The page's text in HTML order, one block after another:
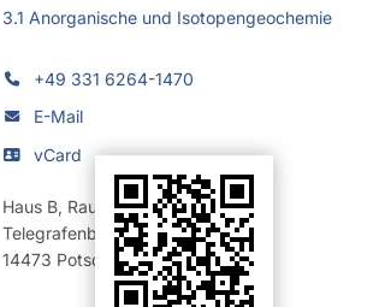
3.1 Anorganische und Isotopengeochemie
+49 331 6264-1470
E-Mail
vCard
Haus B, Raum 326 (Büro)
Telegrafenberg
14473 Potsdam